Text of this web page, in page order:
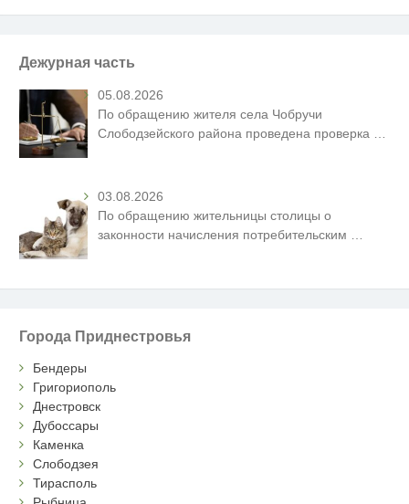
Дежурная часть
05.08.2026
По обращению жителя села Чобручи
Слободзейского района проведена проверка
03.08.2026
По обращению жительницы столицы о
законности начисления потребительским
Города Приднестровья
Бендеры
Григориополь
Днестровск
Дубоссары
Каменка
Слободзея
Тирасполь